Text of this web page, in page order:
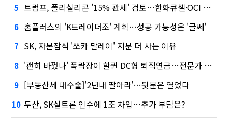
5 트럼프, 폴리실리콘 '15% 관세' 검토…한화큐셀·OCI 영향은?
6 홈플러스의 'K트레이더조' 계획…성공 가능성은 '글쎄'
7 SK, 자본잠식 '쏘카 말레이' 지분 더 사는 이유
8 '괜히 바꿨나' 폭락장이 할퀸 DC형 퇴직연금…전문가 조언은
9 [부동산세 대수술]'2년내 팔아라'…뒷문은 열었다
10 두산, SK실트론 인수에 1조 차입…추가 부담은?